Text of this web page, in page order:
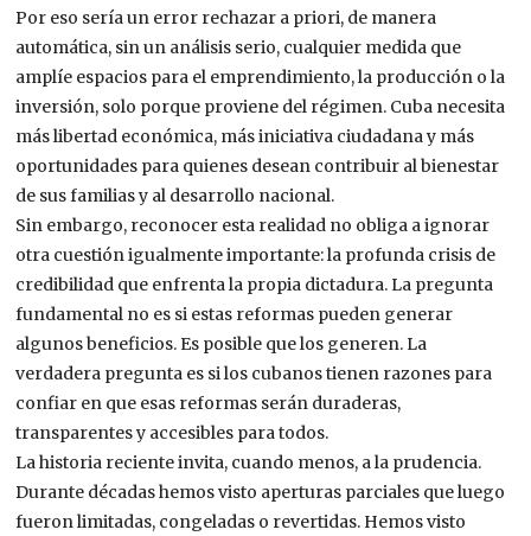
Por eso sería un error rechazar a priori, de manera
automática, sin un análisis serio, cualquier medida que
amplíe espacios para el emprendimiento, la producción o la
inversión, solo porque proviene del régimen. Cuba necesita
más libertad económica, más iniciativa ciudadana y más
oportunidades para quienes desean contribuir al bienestar
de sus familias y al desarrollo nacional.
Sin embargo, reconocer esta realidad no obliga a ignorar
otra cuestión igualmente importante: la profunda crisis de
credibilidad que enfrenta la propia dictadura. La pregunta
fundamental no es si estas reformas pueden generar
algunos beneficios. Es posible que los generen. La
verdadera pregunta es si los cubanos tienen razones para
confiar en que esas reformas serán duraderas,
transparentes y accesibles para todos.
La historia reciente invita, cuando menos, a la prudencia.
Durante décadas hemos visto aperturas parciales que luego
fueron limitadas, congeladas o revertidas. Hemos visto